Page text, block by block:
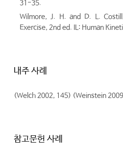
31-35.
Wilmore, J. H. and D. L.
Exercise, 2nd ed. IL: Human
내주 사례
(Welch 2002, 145) (Weinstein
참고문헌 사례